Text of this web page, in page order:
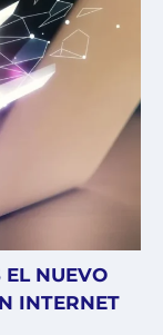
EL NUEVO
INTERNET